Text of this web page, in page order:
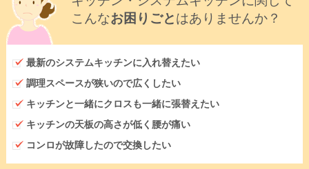
こんなお困りごとはありませんか？
最新のシステムキッチンに入れ替えたい
調理スペースが狭いので広くしたい
キッチンと一緒にクロスも一緒に張替えたい
キッチンの天板の高さが低く腰が痛い
コンロが故障したので交換したい